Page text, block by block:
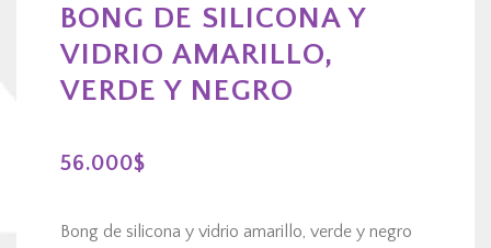
BONG DE SILICONA Y
VIDRIO AMARILLO,
VERDE Y NEGRO
56.000$
Bong de silicona y vidrio amarillo, verde y negro